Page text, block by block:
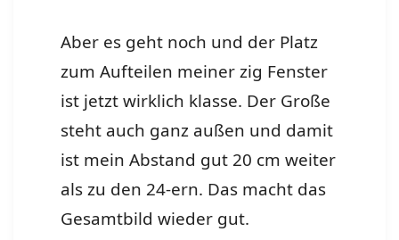
Aber es geht noch und der Platz
zum Aufteilen meiner zig Fenster
ist jetzt wirklich klasse. Der Große
steht auch ganz außen und damit
ist mein Abstand gut 20 cm weiter
als zu den 24-ern. Das macht das
Gesamtbild wieder gut.